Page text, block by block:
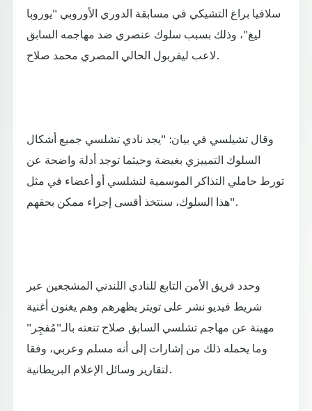
سلافيا براغ التشيكي في مسابقة الدوري الأوروبي "يوروبا
ليغ"، وذلك بسبب سلوك عنصري ضد مهاجمه السابق
لاعب ليفربول الحالي المصري محمد صلاح.
وقال تشيلسي في بيان: "يجد نادي تشلسي جميع أشكال
السلوك التمييزي بغيضة وحيثما توجد أدلة واضحة عن
تورط حاملي التذاكر الموسمية لتشلسي أو أعضاء في مثل
هذا السلوك، سنتخذ أقسى إجراء ممكن بحقهم".
وحدد فريق الأمن التابع للنادي اللندني المشجعين عبر
شريط فيديو نشر على تويتر يظهرهم وهم يغنون أغنية
مهينة عن مهاجم تشلسي السابق صلاح تنعته بالـ"مُفجِر"
وما يحمله ذلك من إشارات إلى أنه مسلم وعربي، وفقا
لتقارير وسائل الإعلام البريطانية.